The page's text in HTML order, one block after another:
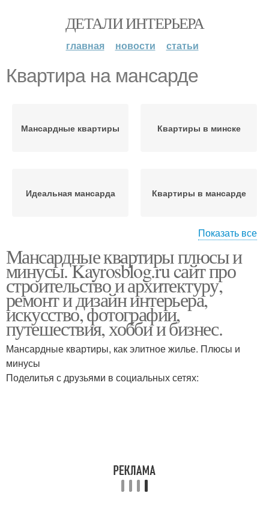
ДЕТАЛИ ИНТЕРЬЕРА
главная новости статьи
Квартира на мансарде
Мансардные квартиры Квартиры в минске
Идеальная мансарда Квартиры в мансарде
квартира
Квартира с мансардой
Показать все
Мансардные квартиры плюсы и
минусы. Kayrosblog.ru cайт про
строительство и архитектуру,
ремонт и дизайн интерьера,
искусство, фотографии,
путешествия, хобби и бизнес.
Мансардные квартиры, как элитное жилье. Плюсы и
минусы
Поделитья с друзьями в социальных сетях: